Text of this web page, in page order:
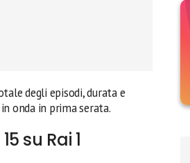
degli episodi, durata e
onda in prima serata.
su Rai 1